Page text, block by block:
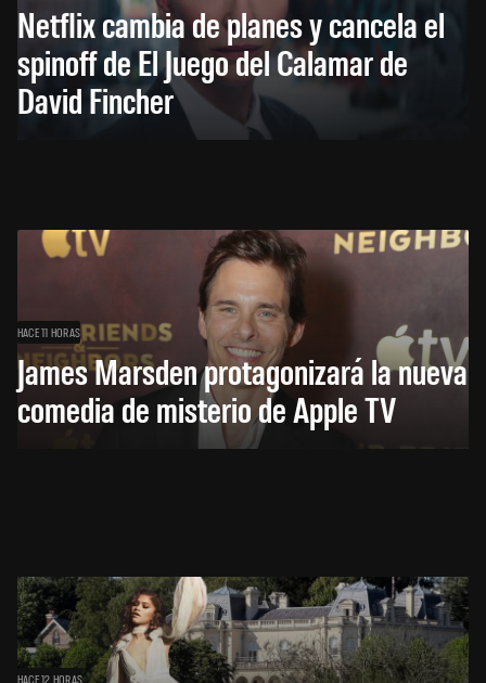
Netflix cambia de planes y cancela el
spinoff de El Juego del Calamar de
David Fincher
HACE 11 HORAS
James Marsden protagonizará la nueva
comedia de misterio de Apple TV
HACE 12 HORAS